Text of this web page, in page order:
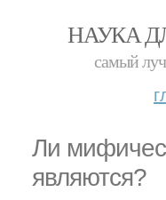
НАУКА
самый
Ли
являются?